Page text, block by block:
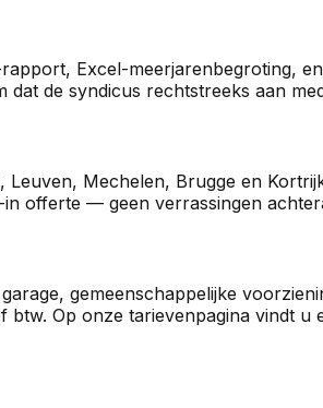
Excel-meerjarenbegroting,
de syndicus rechtstreeks aan
Mechelen, Brugge en
in offerte — geen verrassingen
gemeenschappelijke
Op onze tarievenpagina vindt u